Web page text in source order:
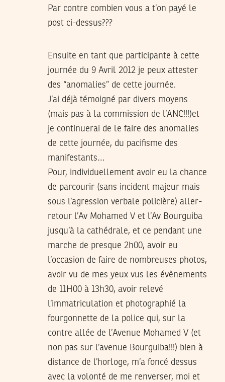
Par contre combien vous a t’on payé le
post ci-dessus???
Ensuite en tant que participante à cette
journée du 9 Avril 2012 je peux attester
des “anomalies” de cette journée.
J’ai déjà témoigné par divers moyens
(mais pas à la commission de l’ANC!!!)et
je continuerai de le faire des anomalies
de cette journée, du pacifisme des
manifestants…
Pour, individuellement avoir eu la chance
de parcourir (sans incident majeur mais
sous l’agression verbale policière) aller-
retour l’Av Mohamed V et l’Av Bourguiba
jusqu’à la cathédrale, et ce pendant une
marche de presque 2h00, avoir eu
l’occasion de faire de nombreuses photos,
avoir vu de mes yeux vus les évènements
de 11H00 à 13h30, avoir relevé
l’immatriculation et photographié la
fourgonnette de la police qui, sur la
contre allée de l’Avenue Mohamed V (et
non pas sur l’avenue Bourguiba!!!) bien à
distance de l’horloge, m’a foncé dessus
avec la volonté de me renverser, moi et